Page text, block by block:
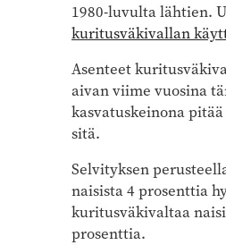
1980-luvulta lähtien.
kuritusväkivallan
Asenteet
aivan viime vuosina
kasvatuskeinona
sitä.
Selvityksen
naisista 4 prosenttia
kuritusväkivaltaa
prosenttia.